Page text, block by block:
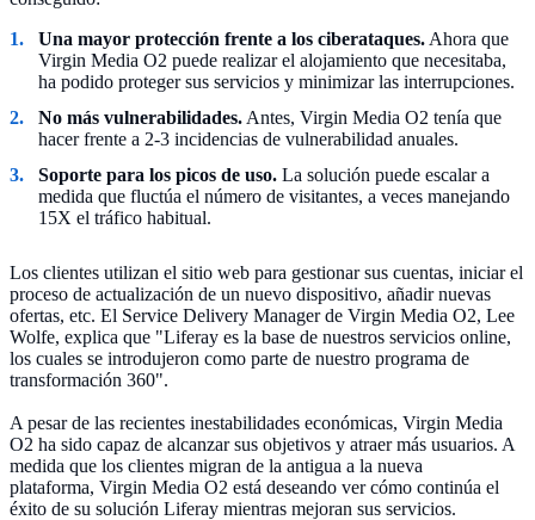
Una mayor protección frente a los ciberataques. Ahora que
Virgin Media O2 puede realizar el alojamiento que necesitaba,
ha podido proteger sus servicios y minimizar las interrupciones.
No más vulnerabilidades. Antes, Virgin Media O2 tenía que
hacer frente a 2-3 incidencias de vulnerabilidad anuales.
Soporte para los picos de uso. La solución puede escalar a
medida que fluctúa el número de visitantes, a veces manejando
15X el tráfico habitual.
Los clientes utilizan el sitio web para gestionar sus cuentas, iniciar el
proceso de actualización de un nuevo dispositivo, añadir nuevas
ofertas, etc. El Service Delivery Manager de Virgin Media O2, Lee
Wolfe, explica que "Liferay es la base de nuestros servicios online,
los cuales se introdujeron como parte de nuestro programa de
transformación 360".
A pesar de las recientes inestabilidades económicas, Virgin Media
O2 ha sido capaz de alcanzar sus objetivos y atraer más usuarios. A
medida que los clientes migran de la antigua a la nueva
plataforma, Virgin Media O2 está deseando ver cómo continúa el
éxito de su solución Liferay mientras mejoran sus servicios.